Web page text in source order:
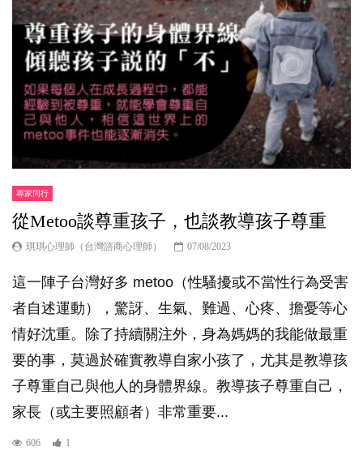
專家同行
從Metoo談尊重孩子，也談教導孩子尊重
琪琪心理師（台灣諮商心理師） 07/08/2023
這一陣子台灣好多 metoo（性騷擾或不當性行為受害
者自述運動），驚訝、生氣、難過、心疼、擔憂等心
情好沈重。除了持續關注外，身為媽媽的我能做最重
要的事，莫過於確實教導自家小孩了，尤其是教導孩
子尊重自己與他人的身體界線。教導孩子尊重自己，
家長（或主要照顧者）非常重要...
606 1